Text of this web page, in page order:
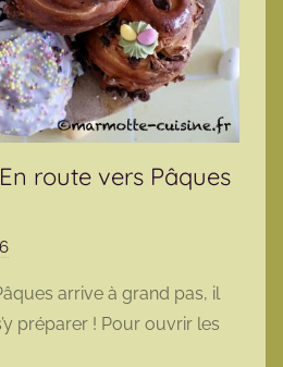
route vers Pâques
r
m
arrive à grand pas, il
préparer ! Pour ouvrir les